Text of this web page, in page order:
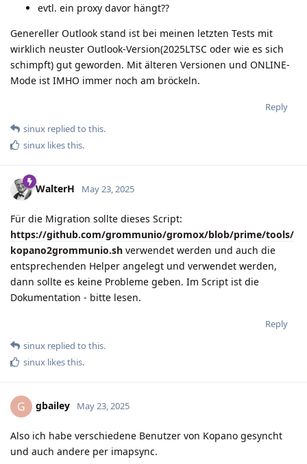
evtl. ein proxy davor hängt??
Genereller Outlook stand ist bei meinen letzten Tests mit
wirklich neuster Outlook-Version(2025LTSC oder wie es sich
schimpft) gut geworden. Mit älteren Versionen und ONLINE-
Mode ist IMHO immer noch am bröckeln.
Reply
sinux replied to this.
sinux likes this.
WalterH May 23, 2025
Für die Migration sollte dieses Script:
https://github.com/grommunio/gromox/blob/prime/tools/
kopano2grommunio.sh verwendet werden und auch die
entsprechenden Helper angelegt und verwendet werden,
dann sollte es keine Probleme geben. Im Script ist die
Dokumentation - bitte lesen.
Reply
sinux replied to this.
sinux likes this.
G gbailey May 23, 2025
Also ich habe verschiedene Benutzer von Kopano gesyncht
und auch andere per imapsync.